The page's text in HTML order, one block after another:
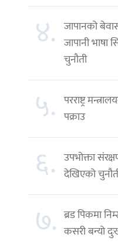
४. जापानको
जापानी भाषा
चुनौती
५. परराष्ट्र
पक्राउ
६. उपभोक्ता
देखिएको
७. ब्रड पिकमा
कसरी बन्यो